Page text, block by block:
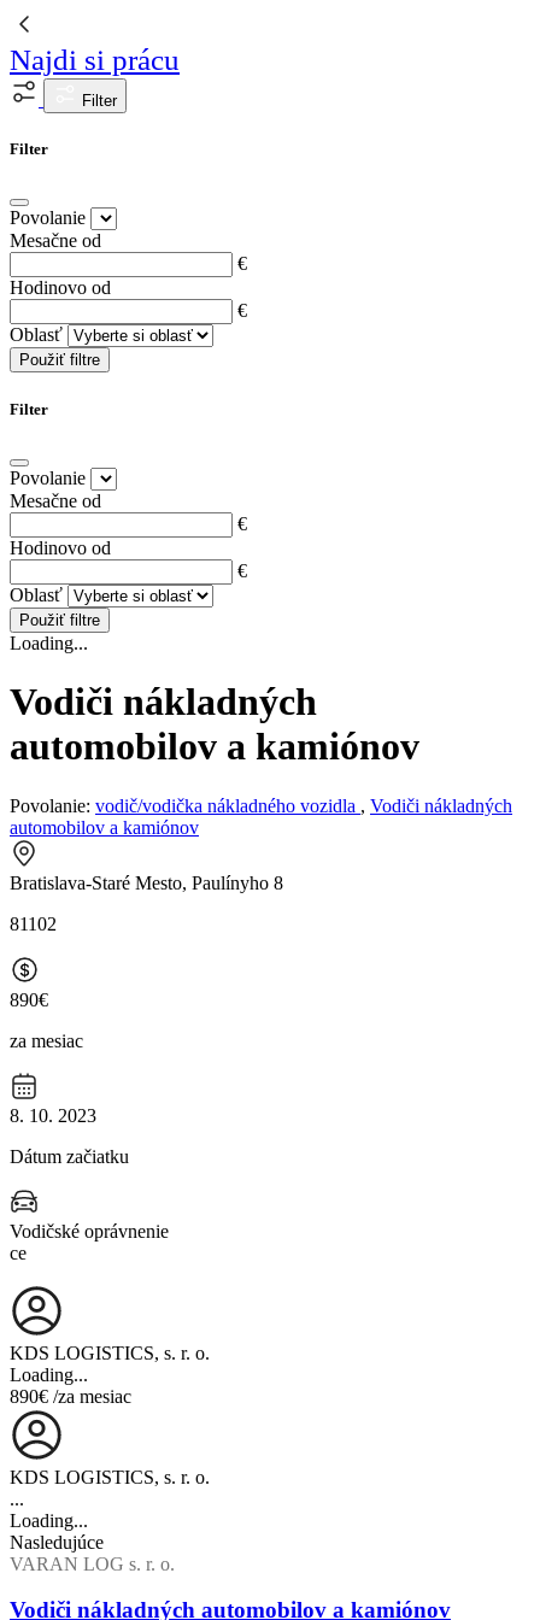
Najdi si prácu
Filter
Filter
Povolanie
Mesačne od
€
Hodinovo od
€
Oblasť
Použiť filtre
Filter
Povolanie
Mesačne od
€
Hodinovo od
€
Oblasť
Použiť filtre
Loading...
Vodiči nákladných
automobilov a kamiónov
Povolanie: vodič/vodička nákladného vozidla , Vodiči nákladných
automobilov a kamiónov
Bratislava-Staré Mesto, Paulínyho 8
81102
890€
za mesiac
8. 10. 2023
Dátum začiatku
Vodičské oprávnenie
ce
KDS LOGISTICS, s. r. o.
Loading...
890€ /za mesiac
KDS LOGISTICS, s. r. o.
...
Loading...
Nasledujúce
VARAN LOG s. r. o.
Vodiči nákladných automobilov a kamiónov